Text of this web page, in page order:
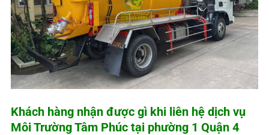
Khách hàng nhận được gì khi liên hệ dịch vụ
Môi Trường Tâm Phúc tại phường 1 Quận 4